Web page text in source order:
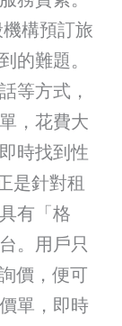
構預訂旅
的難題。
等方式，
，花費大
時找到性
是針對租
有「格
。用戶只
價，便可
單，即時